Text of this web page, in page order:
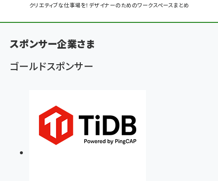
く
ず
クリエティブな仕事場を！デザイナーのためのワークスペースまとめ
スポンサー企業さま
ゴールドスポンサー